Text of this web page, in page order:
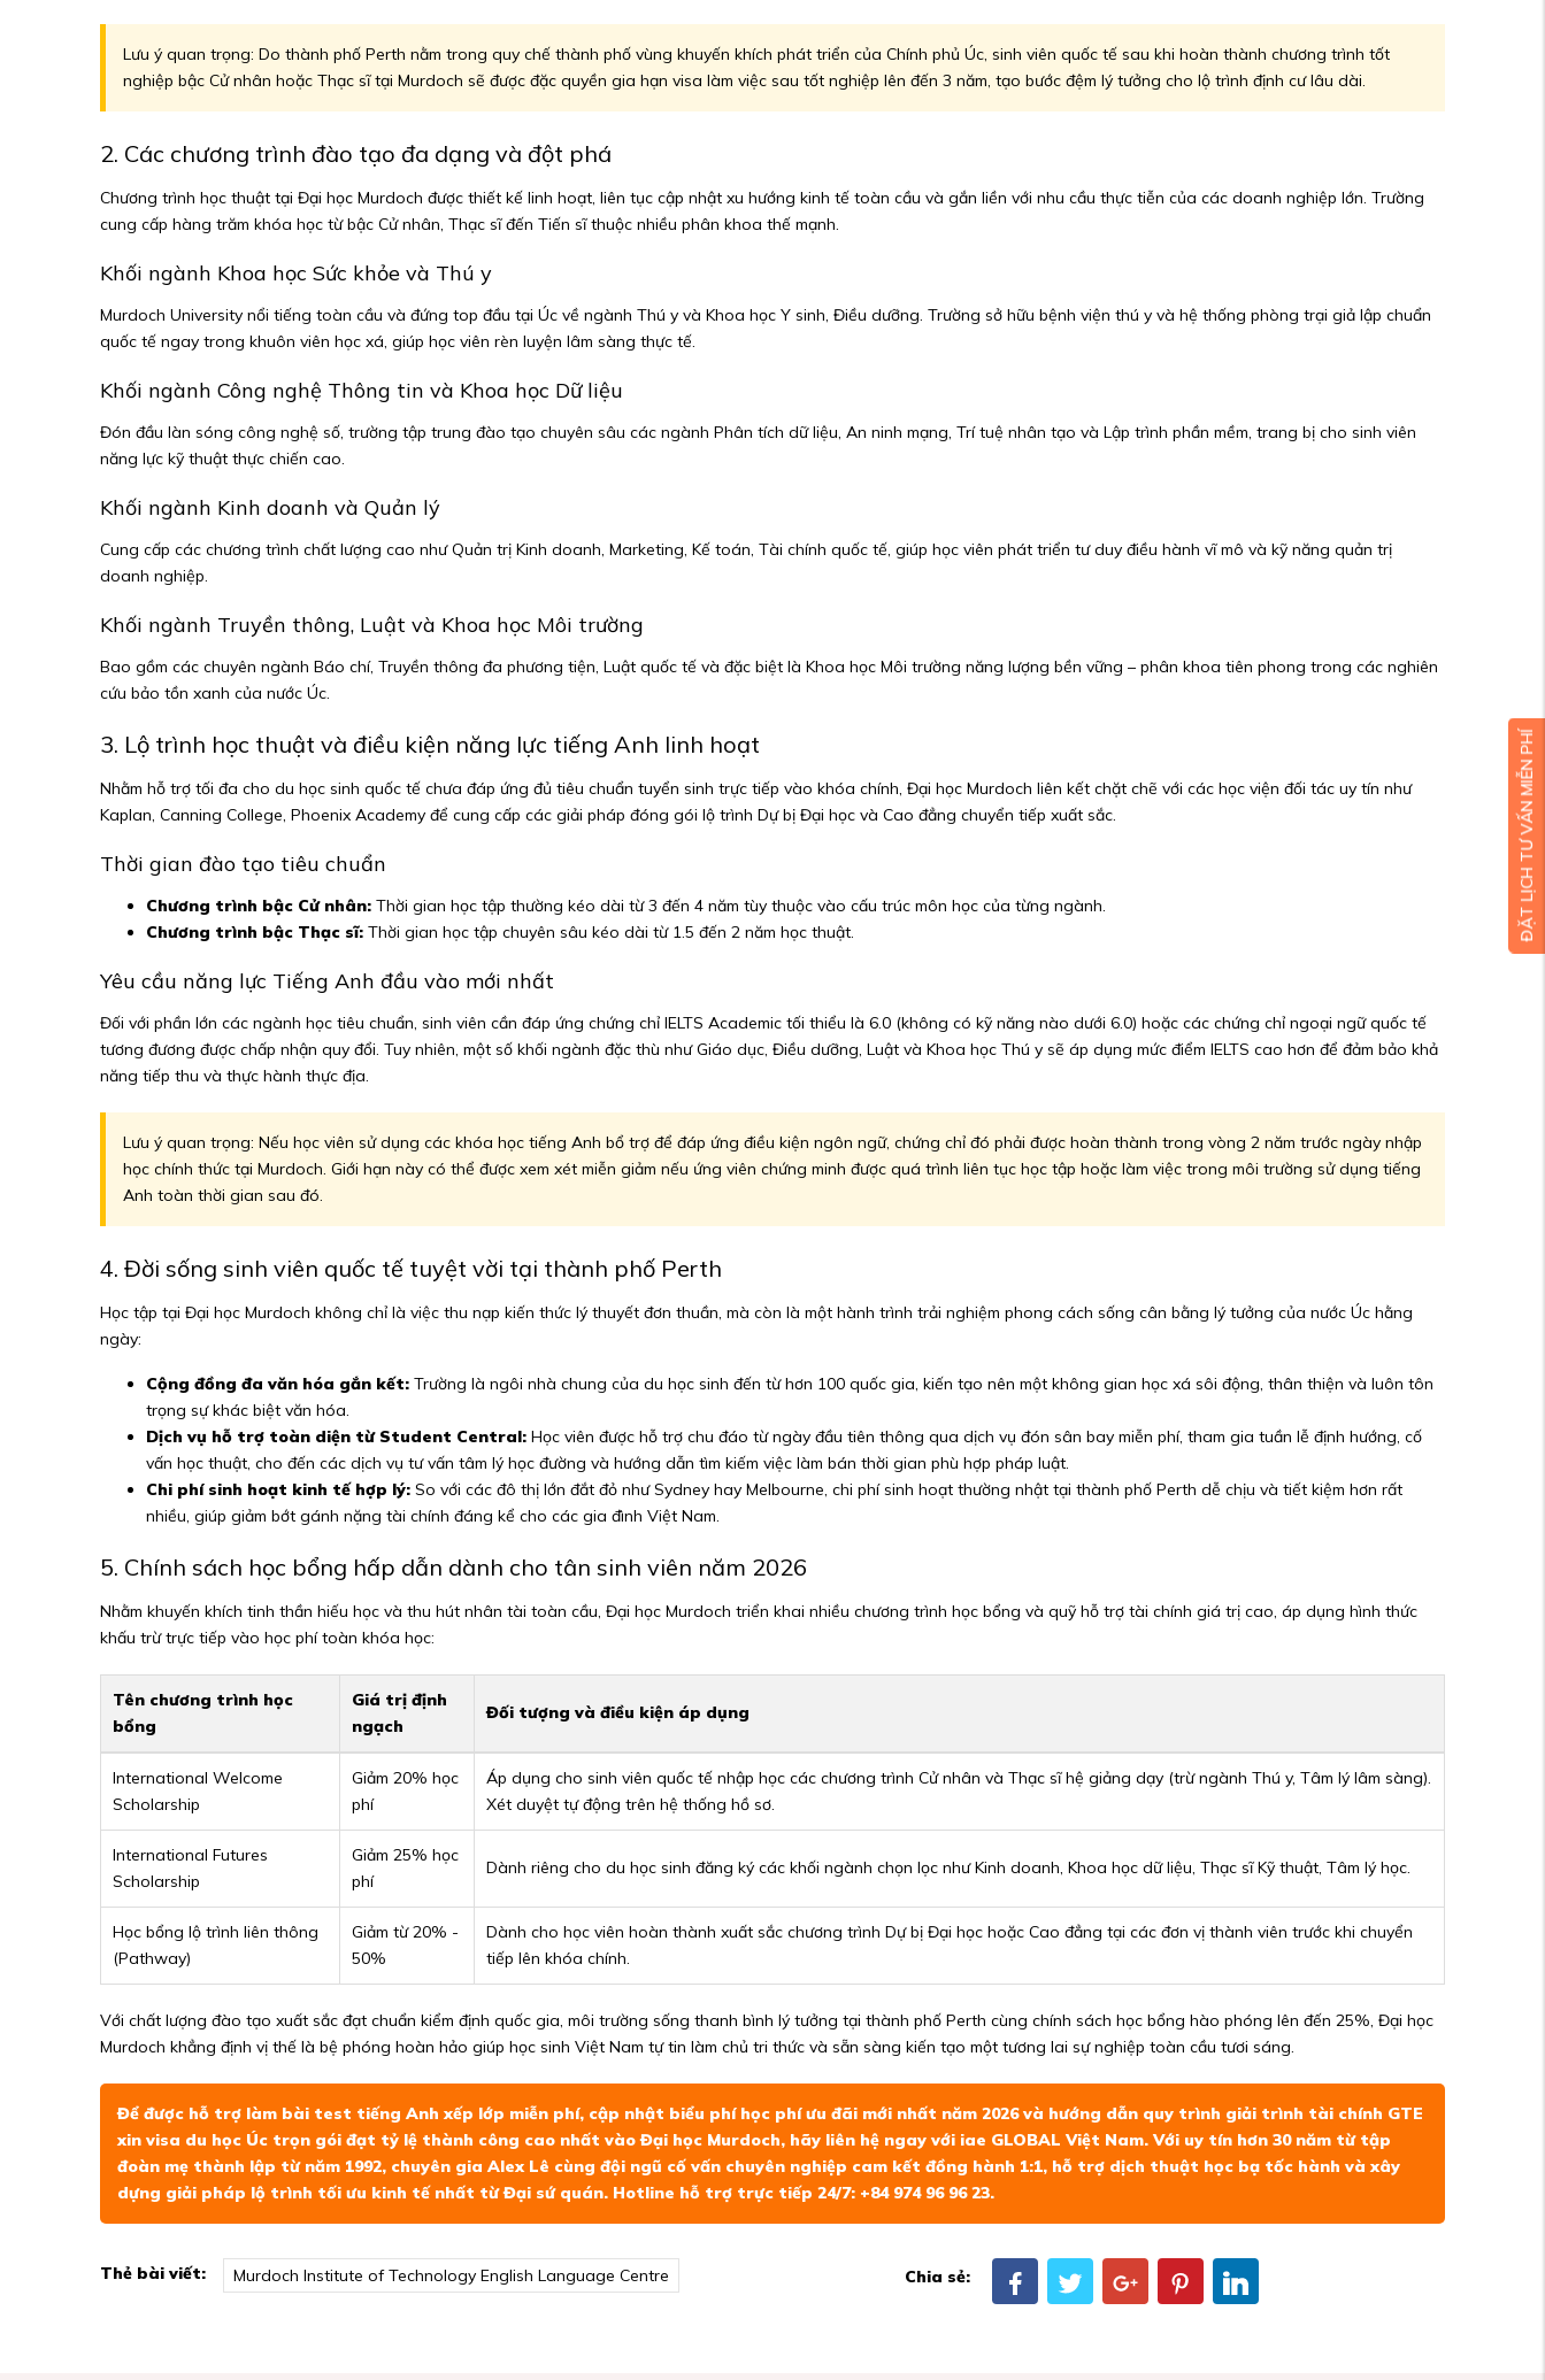
Lưu ý quan trọng: Do thành phố Perth nằm trong quy chế thành phố vùng khuyến khích phát triển của Chính phủ Úc, sinh viên quốc tế sau khi hoàn thành chương trình tốt
nghiệp bậc Cử nhân hoặc Thạc sĩ tại Murdoch sẽ được đặc quyền gia hạn visa làm việc sau tốt nghiệp lên đến 3 năm, tạo bước đệm lý tưởng cho lộ trình định cư lâu dài.
2. Các chương trình đào tạo đa dạng và đột phá
Chương trình học thuật tại Đại học Murdoch được thiết kế linh hoạt, liên tục cập nhật xu hướng kinh tế toàn cầu và gắn liền với nhu cầu thực tiễn của các doanh nghiệp lớn. Trường
cung cấp hàng trăm khóa học từ bậc Cử nhân, Thạc sĩ đến Tiến sĩ thuộc nhiều phân khoa thế mạnh.
Khối ngành Khoa học Sức khỏe và Thú y
Murdoch University nổi tiếng toàn cầu và đứng top đầu tại Úc về ngành Thú y và Khoa học Y sinh, Điều dưỡng. Trường sở hữu bệnh viện thú y và hệ thống phòng trại giả lập chuẩn
quốc tế ngay trong khuôn viên học xá, giúp học viên rèn luyện lâm sàng thực tế.
Khối ngành Công nghệ Thông tin và Khoa học Dữ liệu
Đón đầu làn sóng công nghệ số, trường tập trung đào tạo chuyên sâu các ngành Phân tích dữ liệu, An ninh mạng, Trí tuệ nhân tạo và Lập trình phần mềm, trang bị cho sinh viên
năng lực kỹ thuật thực chiến cao.
Khối ngành Kinh doanh và Quản lý
Cung cấp các chương trình chất lượng cao như Quản trị Kinh doanh, Marketing, Kế toán, Tài chính quốc tế, giúp học viên phát triển tư duy điều hành vĩ mô và kỹ năng quản trị
doanh nghiệp.
Khối ngành Truyền thông, Luật và Khoa học Môi trường
Bao gồm các chuyên ngành Báo chí, Truyền thông đa phương tiện, Luật quốc tế và đặc biệt là Khoa học Môi trường năng lượng bền vững – phân khoa tiên phong trong các nghiên
cứu bảo tồn xanh của nước Úc.
3. Lộ trình học thuật và điều kiện năng lực tiếng Anh linh hoạt
Nhằm hỗ trợ tối đa cho du học sinh quốc tế chưa đáp ứng đủ tiêu chuẩn tuyển sinh trực tiếp vào khóa chính, Đại học Murdoch liên kết chặt chẽ với các học viện đối tác uy tín như
Kaplan, Canning College, Phoenix Academy để cung cấp các giải pháp đóng gói lộ trình Dự bị Đại học và Cao đẳng chuyển tiếp xuất sắc.
Thời gian đào tạo tiêu chuẩn
Chương trình bậc Cử nhân: Thời gian học tập thường kéo dài từ 3 đến 4 năm tùy thuộc vào cấu trúc môn học của từng ngành.
Chương trình bậc Thạc sĩ: Thời gian học tập chuyên sâu kéo dài từ 1.5 đến 2 năm học thuật.
Yêu cầu năng lực Tiếng Anh đầu vào mới nhất
Đối với phần lớn các ngành học tiêu chuẩn, sinh viên cần đáp ứng chứng chỉ IELTS Academic tối thiểu là 6.0 (không có kỹ năng nào dưới 6.0) hoặc các chứng chỉ ngoại ngữ quốc tế
tương đương được chấp nhận quy đổi. Tuy nhiên, một số khối ngành đặc thù như Giáo dục, Điều dưỡng, Luật và Khoa học Thú y sẽ áp dụng mức điểm IELTS cao hơn để đảm bảo khả
năng tiếp thu và thực hành thực địa.
Lưu ý quan trọng: Nếu học viên sử dụng các khóa học tiếng Anh bổ trợ để đáp ứng điều kiện ngôn ngữ, chứng chỉ đó phải được hoàn thành trong vòng 2 năm trước ngày nhập
học chính thức tại Murdoch. Giới hạn này có thể được xem xét miễn giảm nếu ứng viên chứng minh được quá trình liên tục học tập hoặc làm việc trong môi trường sử dụng tiếng
Anh toàn thời gian sau đó.
4. Đời sống sinh viên quốc tế tuyệt vời tại thành phố Perth
Học tập tại Đại học Murdoch không chỉ là việc thu nạp kiến thức lý thuyết đơn thuần, mà còn là một hành trình trải nghiệm phong cách sống cân bằng lý tưởng của nước Úc hằng
ngày:
Cộng đồng đa văn hóa gắn kết: Trường là ngôi nhà chung của du học sinh đến từ hơn 100 quốc gia, kiến tạo nên một không gian học xá sôi động, thân thiện và luôn tôn
trọng sự khác biệt văn hóa.
Dịch vụ hỗ trợ toàn diện từ Student Central: Học viên được hỗ trợ chu đáo từ ngày đầu tiên thông qua dịch vụ đón sân bay miễn phí, tham gia tuần lễ định hướng, cố
vấn học thuật, cho đến các dịch vụ tư vấn tâm lý học đường và hướng dẫn tìm kiếm việc làm bán thời gian phù hợp pháp luật.
Chi phí sinh hoạt kinh tế hợp lý: So với các đô thị lớn đắt đỏ như Sydney hay Melbourne, chi phí sinh hoạt thường nhật tại thành phố Perth dễ chịu và tiết kiệm hơn rất
nhiều, giúp giảm bớt gánh nặng tài chính đáng kể cho các gia đình Việt Nam.
5. Chính sách học bổng hấp dẫn dành cho tân sinh viên năm 2026
Nhằm khuyến khích tinh thần hiếu học và thu hút nhân tài toàn cầu, Đại học Murdoch triển khai nhiều chương trình học bổng và quỹ hỗ trợ tài chính giá trị cao, áp dụng hình thức
khấu trừ trực tiếp vào học phí toàn khóa học:
Tên chương trình học
bổng
Giá trị định
ngạch
Đối tượng và điều kiện áp dụng
International Welcome
Scholarship
Giảm 20% học
phí
Áp dụng cho sinh viên quốc tế nhập học các chương trình Cử nhân và Thạc sĩ hệ giảng dạy (trừ ngành Thú y, Tâm lý lâm sàng).
Xét duyệt tự động trên hệ thống hồ sơ.
International Futures
Scholarship
Giảm 25% học
phí
Dành riêng cho du học sinh đăng ký các khối ngành chọn lọc như Kinh doanh, Khoa học dữ liệu, Thạc sĩ Kỹ thuật, Tâm lý học.
Học bổng lộ trình liên thông
(Pathway)
Giảm từ 20% -
50%
Dành cho học viên hoàn thành xuất sắc chương trình Dự bị Đại học hoặc Cao đẳng tại các đơn vị thành viên trước khi chuyển
tiếp lên khóa chính.
Với chất lượng đào tạo xuất sắc đạt chuẩn kiểm định quốc gia, môi trường sống thanh bình lý tưởng tại thành phố Perth cùng chính sách học bổng hào phóng lên đến 25%, Đại học
Murdoch khẳng định vị thế là bệ phóng hoàn hảo giúp học sinh Việt Nam tự tin làm chủ tri thức và sẵn sàng kiến tạo một tương lai sự nghiệp toàn cầu tươi sáng.
Để được hỗ trợ làm bài test tiếng Anh xếp lớp miễn phí, cập nhật biểu phí học phí ưu đãi mới nhất năm 2026 và hướng dẫn quy trình giải trình tài chính GTE
xin visa du học Úc trọn gói đạt tỷ lệ thành công cao nhất vào Đại học Murdoch, hãy liên hệ ngay với iae GLOBAL Việt Nam. Với uy tín hơn 30 năm từ tập
đoàn mẹ thành lập từ năm 1992, chuyên gia Alex Lê cùng đội ngũ cố vấn chuyên nghiệp cam kết đồng hành 1:1, hỗ trợ dịch thuật học bạ tốc hành và xây
dựng giải pháp lộ trình tối ưu kinh tế nhất từ Đại sứ quán. Hotline hỗ trợ trực tiếp 24/7: +84 974 96 96 23.
Thẻ bài viết: Murdoch Institute of Technology English Language Centre Chia sẻ:
ĐẶT LỊCH TƯ VẤN MIỄN PHÍ